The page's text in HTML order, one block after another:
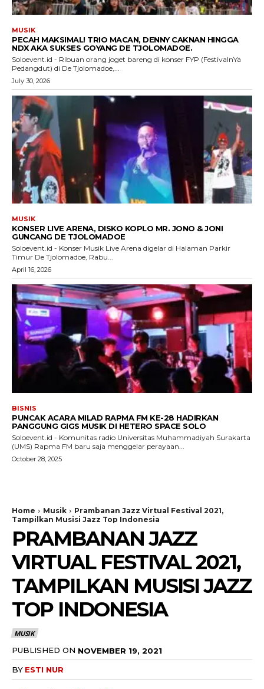
MUSIK
PECAH MAKSIMAL! TRIO MACAN, DENNY CAKNAN HINGGA
NDX AKA SUKSES GOYANG DE TJOLOMADOE.
Soloevent.id - Ribuan orang joget bareng di konser FYP (FestivalnYa
Pedangdut) di De Tjolomadoe,...
July 30, 2026
MUSIK
KONSER LIVE ARENA, DISKO KOPLO MR. JONO & JONI
GUNCANG DE TJOLOMADOE
Soloevent.id - Konser Musik Live Arena digelar di Halaman Parkir
Timur De Tjolomadoe, Rabu...
April 16, 2026
BISNIS
PUNCAK ACARA MILAD RAPMA FM KE-28 HADIRKAN
PANGGUNG GIGS MUSIK DI HETERO SPACE SOLO
Soloevent.id - Komunitas radio Universitas Muhammadiyah Surakarta
(UMS) Rapma FM baru saja menggelar perayaan...
October 28, 2025